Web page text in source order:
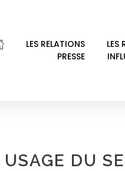
LES RELATIONS
PRESSE
LES
DU